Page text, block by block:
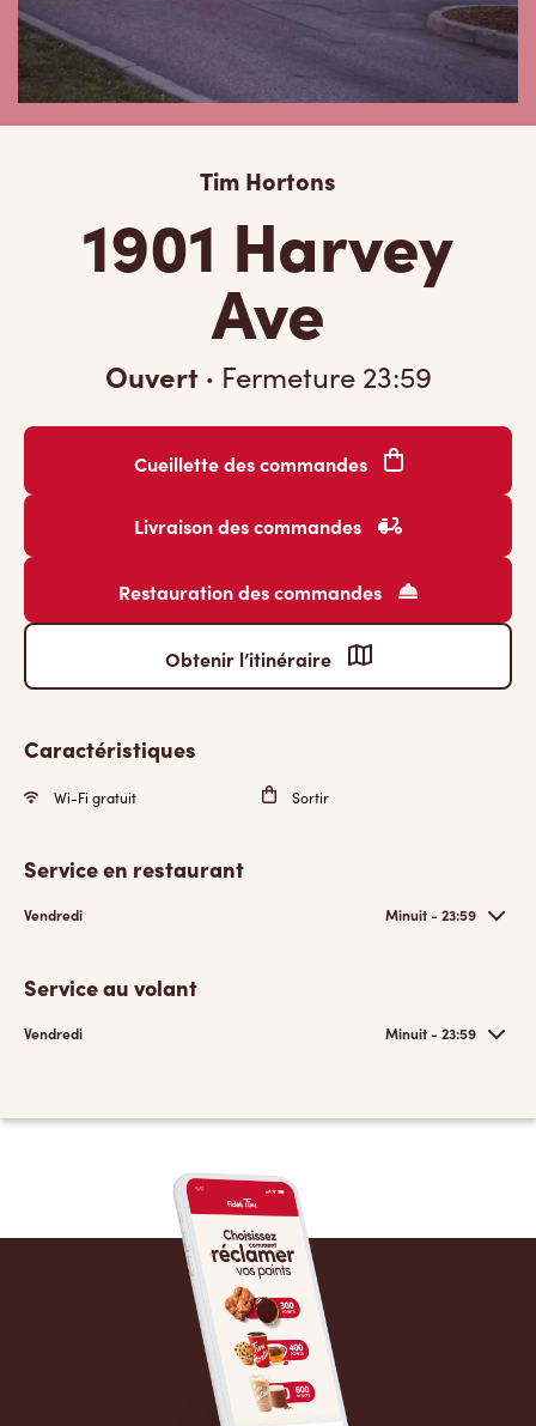
Tim Hortons
1901 Harvey
Ave
Ouvert · Fermeture 23:59
Cueillette des commandes
Livraison des commandes
Restauration des commandes
Obtenir l’itinéraire
Caractéristiques
Wi-Fi gratuit Sortir
Service en restaurant
Vendredi Minuit - 23:59
Service au volant
Vendredi Minuit - 23:59